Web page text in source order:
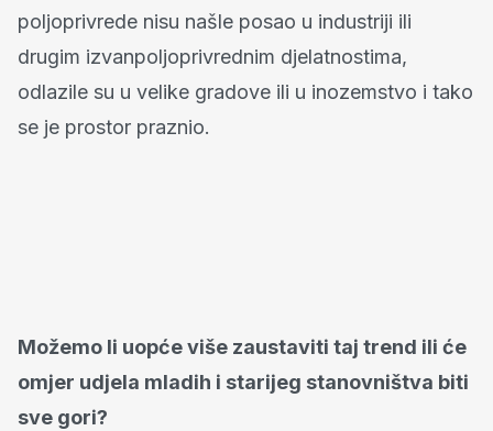
poljoprivrede nisu našle posao u industriji ili
drugim izvanpoljoprivrednim djelatnostima,
odlazile su u velike gradove ili u inozemstvo i tako
se je prostor praznio.
Možemo li uopće više zaustaviti taj trend ili će
omjer udjela mladih i starijeg stanovništva biti
sve gori?